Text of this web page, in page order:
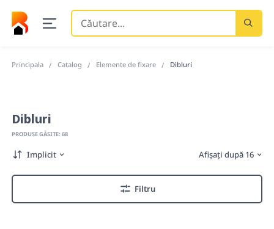
Căutare
Principala Catalog Elemente de fixare Dibluri
Dibluri
PRODUSE GĂSITE: 68
Implicit Afișați după 16
Filtru